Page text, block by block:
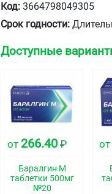
Код: 3664798049305
Срок годности:
Доступные
от 266.40 ₽
Баралгин М
таблетки 500мг
№20
от